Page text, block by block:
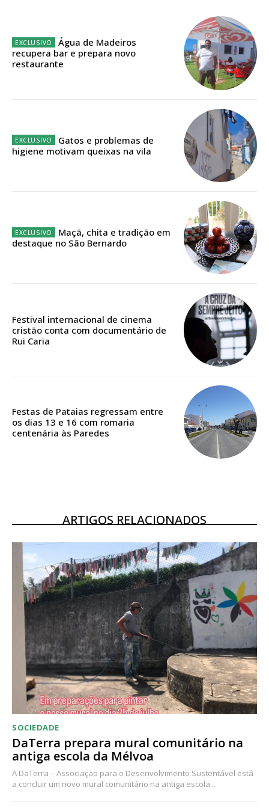
IMPRESSA
Edição em papel entregue à Quinta-feira em sua
ASSINATURA
DIGITAL ANUAL
Escolha o plano
Água de Madeiros
recupera bar e prepara novo
restaurante
Gatos e problemas de
higiene motivam queixas na vila
Maçã, chita e tradição em
destaque no São Bernardo
Festival internacional de cinema
cristão conta com documentário de
Rui Caria
Festas de Pataias regressam entre
os dias 13 e 16 com romaria
centenária às Paredes
ARTIGOS RELACIONADOS
SOCIEDADE
DaTerra prepara mural comunitário na
antiga escola da Mélvoa
A DaTerra – Associação para o Desenvolvimento Sustentável está
a concluir um novo mural comunitário na antiga escola...